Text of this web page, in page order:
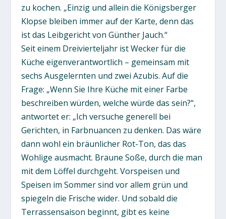
zu kochen. „Einzig und allein die Königsberger
Klopse bleiben immer auf der Karte, denn das
ist das Leibgericht von Günther Jauch.“
Seit einem Dreivierteljahr ist Wecker für die
Küche eigenverantwortlich – gemeinsam mit
sechs Ausgelernten und zwei Azubis. Auf die
Frage: „Wenn Sie Ihre Küche mit einer Farbe
beschreiben würden, welche würde das sein?“,
antwortet er: „Ich versuche generell bei
Gerichten, in Farbnuancen zu denken. Das wäre
dann wohl ein bräunlicher Rot-Ton, das das
Wohlige ausmacht. Braune Soße, durch die man
mit dem Löffel durchgeht. Vorspeisen und
Speisen im Sommer sind vor allem grün und
spiegeln die Frische wider. Und sobald die
Terrassensaison beginnt, gibt es keine